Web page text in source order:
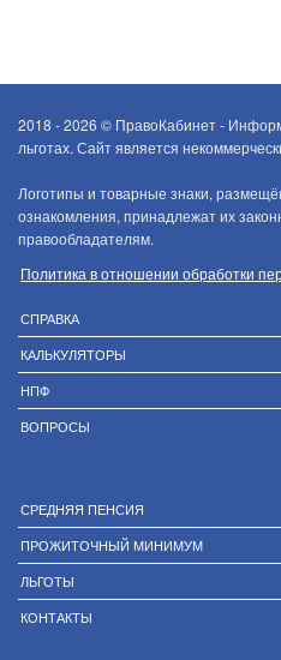
2018 - 2026 © ПравоКабинет -
льготах. Сайт является
Логотипы и товарные знаки,
ознакомления, принадлежат их
правообладателям.
Политика в отношении обработки
СПРАВКА
КАЛЬКУЛЯТОРЫ
НПФ
ВОПРОСЫ
СРЕДНЯЯ ПЕНСИЯ
ПРОЖИТОЧНЫЙ МИНИМУМ
ЛЬГОТЫ
КОНТАКТЫ